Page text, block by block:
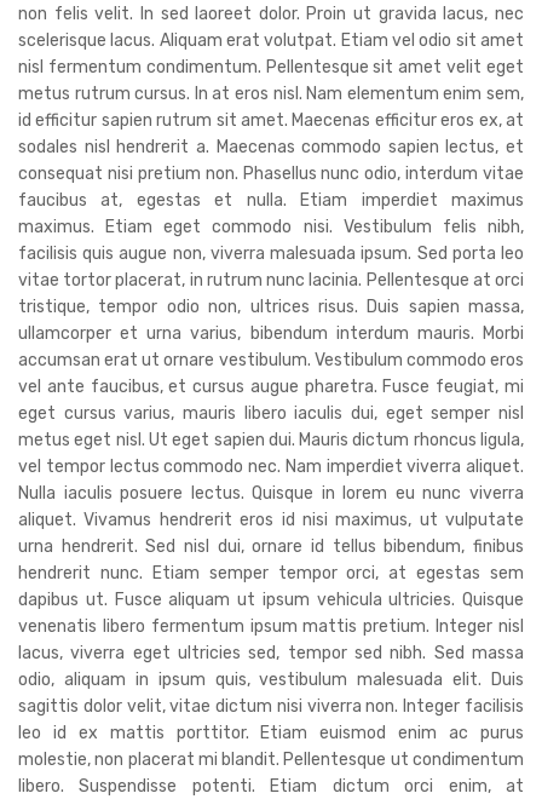
non felis velit. In sed laoreet dolor. Proin ut gravida lacus, nec
scelerisque lacus. Aliquam erat volutpat. Etiam vel odio sit amet
nisl fermentum condimentum. Pellentesque sit amet velit eget
metus rutrum cursus. In at eros nisl. Nam elementum enim sem,
id efficitur sapien rutrum sit amet. Maecenas efficitur eros ex, at
sodales nisl hendrerit a. Maecenas commodo sapien lectus, et
consequat nisi pretium non. Phasellus nunc odio, interdum vitae
faucibus at, egestas et nulla. Etiam imperdiet maximus
maximus. Etiam eget commodo nisi. Vestibulum felis nibh,
facilisis quis augue non, viverra malesuada ipsum. Sed porta leo
vitae tortor placerat, in rutrum nunc lacinia. Pellentesque at orci
tristique, tempor odio non, ultrices risus. Duis sapien massa,
ullamcorper et urna varius, bibendum interdum mauris. Morbi
accumsan erat ut ornare vestibulum. Vestibulum commodo eros
vel ante faucibus, et cursus augue pharetra. Fusce feugiat, mi
eget cursus varius, mauris libero iaculis dui, eget semper nisl
metus eget nisl. Ut eget sapien dui. Mauris dictum rhoncus ligula,
vel tempor lectus commodo nec. Nam imperdiet viverra aliquet.
Nulla iaculis posuere lectus. Quisque in lorem eu nunc viverra
aliquet. Vivamus hendrerit eros id nisi maximus, ut vulputate
urna hendrerit. Sed nisl dui, ornare id tellus bibendum, finibus
hendrerit nunc. Etiam semper tempor orci, at egestas sem
dapibus ut. Fusce aliquam ut ipsum vehicula ultricies. Quisque
venenatis libero fermentum ipsum mattis pretium. Integer nisl
lacus, viverra eget ultricies sed, tempor sed nibh. Sed massa
odio, aliquam in ipsum quis, vestibulum malesuada elit. Duis
sagittis dolor velit, vitae dictum nisi viverra non. Integer facilisis
leo id ex mattis porttitor. Etiam euismod enim ac purus
molestie, non placerat mi blandit. Pellentesque ut condimentum
libero. Suspendisse potenti. Etiam dictum orci enim, at